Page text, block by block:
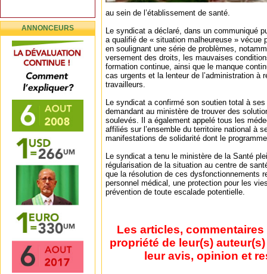
ANNONCEURS
au sein de l’établissement de santé.
Le syndicat a déclaré, dans un communiqué
a qualifié de « situation malheureuse » vécue
en soulignant une série de problèmes,
versement des droits, les mauvaises
formation continue, ainsi que le manque
cas urgents et la lenteur de l’administration à
travailleurs.
Le syndicat a confirmé son soutien total à
demandant au ministère de trouver des
soulevés. Il a également appelé tous les
affiliés sur l’ensemble du territoire national à
manifestations de solidarité dont le
Le syndicat a tenu le ministère de la Santé
régularisation de la situation au centre de
que la résolution de ces dysfonctionnements
personnel médical, une protection pour les
prévention de toute escalade potentielle.
Les articles,
propriété de leur(s)
leur avis, opinion et